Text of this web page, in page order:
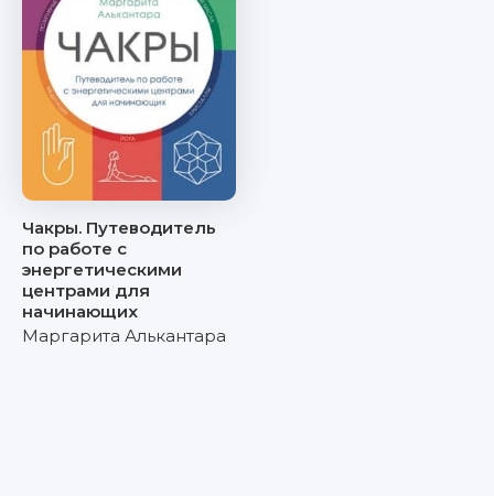
Чакры. Путеводитель
по работе с
энергетическими
центрами для
начинающих
Маргарита Алькантара